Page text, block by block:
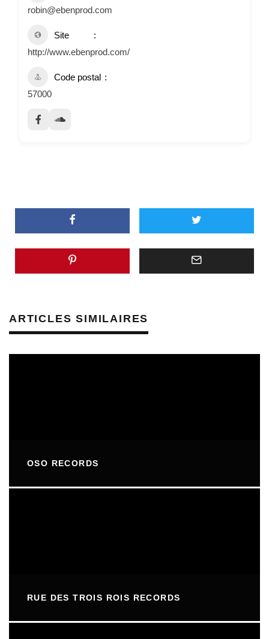
robin@ebenprod.com
Site
http://www.ebenprod.com/
Code postal
57000
ARTICLES SIMILAIRES
OSO RECORDS
RUE DES TROIS ROIS RECORDS